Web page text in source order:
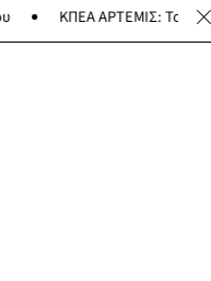
ΑΡΤΕΜΙΣ: Το